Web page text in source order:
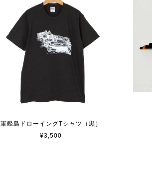
軍艦島ドローイングTシャツ（黒）
¥3,500